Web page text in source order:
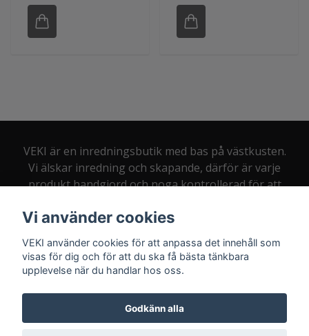
VEKI är en inredningsbutik med bas på västkusten.
Vi älskar inredning och skapande, därför är varje
produkt handgjord och noga kontrollerad för att
Vi använder cookies
VEKI använder cookies för att anpassa det innehåll som
visas för dig och för att du ska få bästa tänkbara
upplevelse när du handlar hos oss.
Godkänn alla